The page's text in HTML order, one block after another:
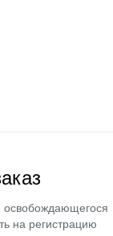
освобождающегося
на регистрацию